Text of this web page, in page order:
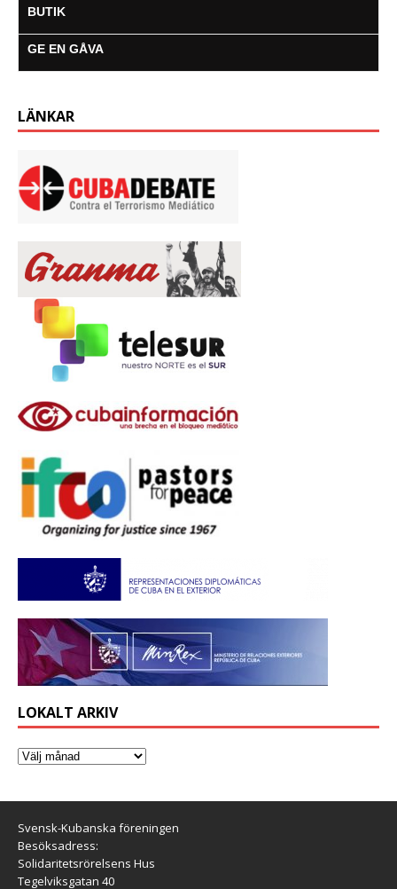
BUTIK
GE EN GÅVA
LÄNKAR
LOKALT ARKIV
Svensk-Kubanska föreningen
Besöksadress:
Solidaritetsrörelsens Hus
Tegelviksgatan 40